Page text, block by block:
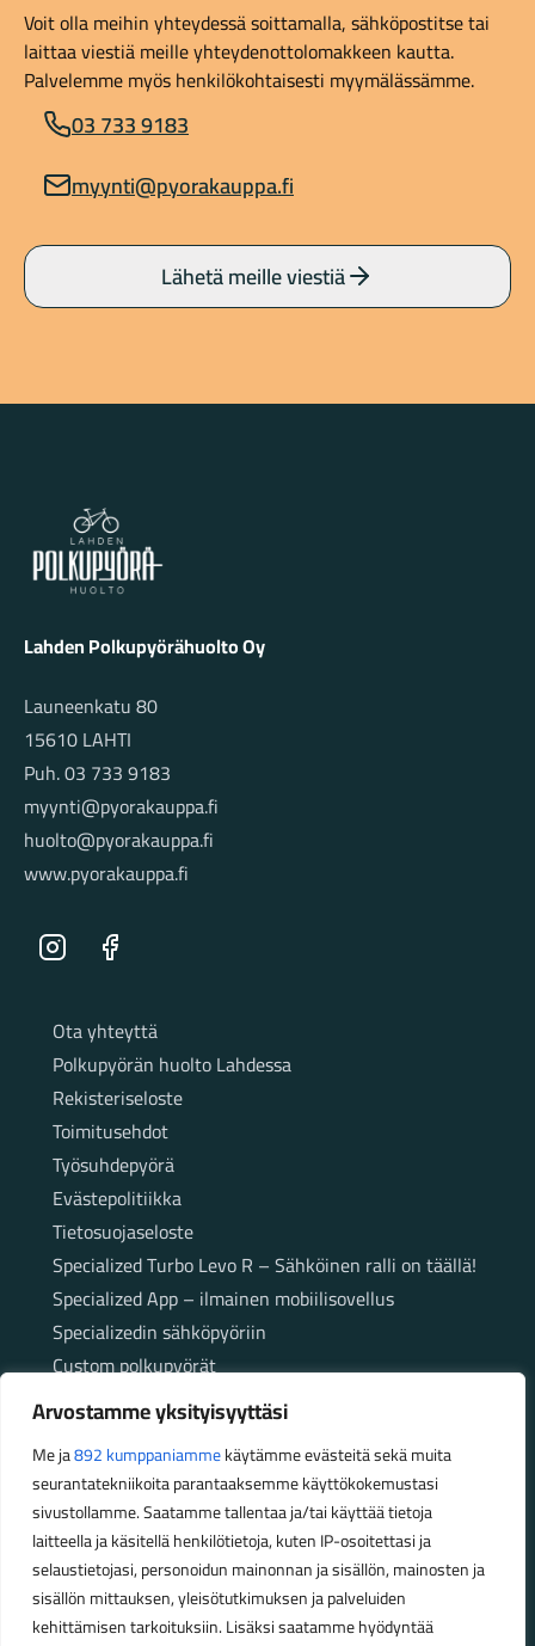
Arvostamme yksityisyyttäsi
Me ja892 kumppaniammekäytämme evästeitä sekä muita
seurantatekniikoita parantaaksemme käyttökokemustasi
sivustollamme. Saatamme tallentaa ja/tai käyttää tietoja
laitteella ja käsitellä henkilötietoja, kuten IP-osoitettasi ja
selaustietojasi, personoidun mainonnan ja sisällön, mainosten ja
sisällön mittauksen, yleisötutkimuksen ja palveluiden
kehittämisen tarkoituksiin. Lisäksi saatamme hyödyntää
Voit olla meihin yhteydessä soittamalla, sähköpostitse tai
laittaa viestiä meille yhteydenottolomakkeen kautta.
Palvelemme myös henkilökohtaisesti myymälässämme.
03 733 9183
myynti@pyorakauppa.fi
Lähetä meille viestiä
Lahden Polkupyörähuolto - etusivulle
Lahden Polkupyörähuolto Oy
Launeenkatu 80
15610 LAHTI
Puh. 03 733 9183
myynti@pyorakauppa.fi
huolto@pyorakauppa.fi
www.pyorakauppa.fi
Instagram Facebook
SivutOta yhteyttä
Polkupyörän huolto Lahdessa
Rekisteriseloste
Toimitusehdot
Työsuhdepyörä
Evästepolitiikka
Tietosuojaseloste
Specialized Turbo Levo R – Sähköinen ralli on täällä!
Specialized App – ilmainen mobiilisovellus
Specializedin sähköpyöriin
Custom polkupyörät
Fatbikellä helppoa ja huoletonta etenemistä
maastossa
Aukioloajat
Talvikauden aukioloajat (1.10.2025 – 28.2.2026)
Ma-Pe 10-18
La 10-14